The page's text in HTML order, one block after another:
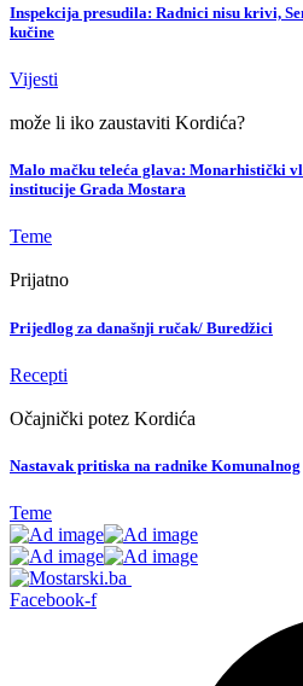
Inspekcija presudila: Radnici nisu krivi,
kučine
Vijesti
može li iko zaustaviti Kordića?
Malo mačku teleća glava: Monarhistički
institucije Grada Mostara
Teme
Prijatno
Prijedlog za današnji ručak/ Buredžici
Recepti
Očajnički potez Kordića
Nastavak pritiska na radnike Komunalnog
Teme
Facebook-f